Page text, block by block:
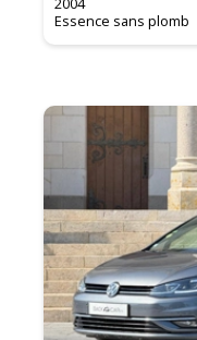
Essence sans plomb